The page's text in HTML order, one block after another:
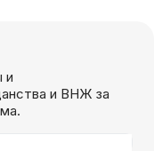
и
и ВНЖ за